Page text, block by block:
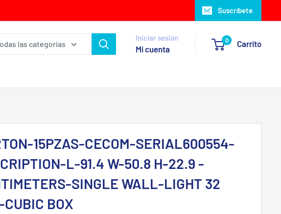
Suscríbete
las categorias
Iniciar sesión
Mi cuenta
0 Carrito
15PZAS-CECOM-SERIAL600554-
L-91.4 W-50.8 H-22.9 -
SINGLE WALL-LIGHT 32
CUBIC BOX